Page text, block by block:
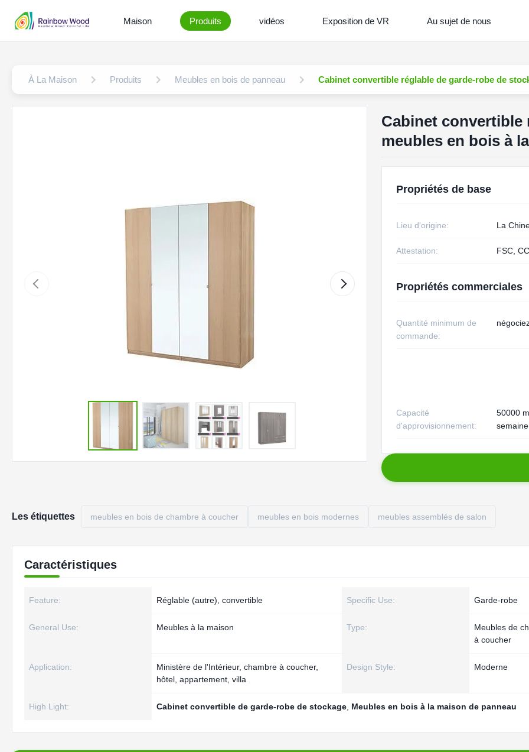
Maison Produits vidéos Exposition de VR Au sujet de nous
À La Maison Produits Meubles en bois de panneau Cabinet convertible réglable de garde-robe de
Cabinet convertible
meubles en bois à
Propriétés de base
Lieu d'origine: La
Attestation: FSC,
Propriétés commerciales
Quantité minimum de
commande:
Capacité
d'approvisionnement:
50000
semaine
Les étiquettes meubles en bois de chambre à coucher meubles en bois modernes meubles assemblés de salon
Caractéristiques
Feature: Réglable (autre), convertible Specific Use: Garde-robe
General Use: Meubles à la maison Type:
Meubles de
à coucher
Application:
Ministère de l'Intérieur, chambre à coucher,
hôtel, appartement, villa
Design Style: Moderne
High Light: Cabinet convertible de garde-robe de stockage Meubles en bois à la maison de panneau